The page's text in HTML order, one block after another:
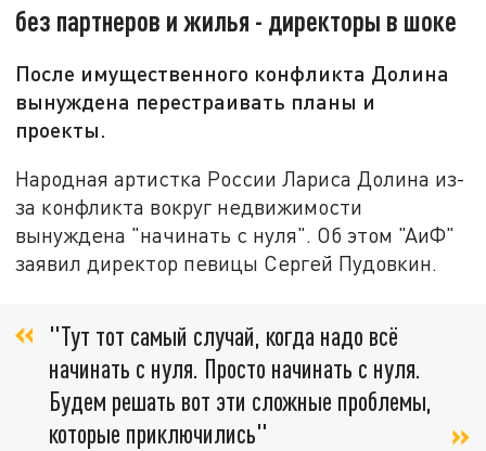
без партнеров и жилья - директоры в шоке
После имущественного конфликта Долина
вынуждена перестраивать планы и
проекты.
Народная артистка России Лариса Долина из-
за конфликта вокруг недвижимости
вынуждена "начинать с нуля". Об этом "АиФ"
заявил директор певицы Сергей Пудовкин.
"Тут тот самый случай, когда надо всё
начинать с нуля. Просто начинать с нуля.
Будем решать вот эти сложные проблемы,
которые приключились"